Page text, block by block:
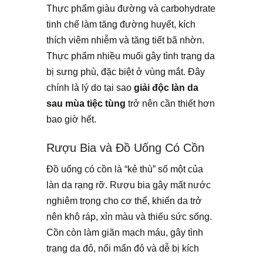
Thực phẩm giàu đường và carbohydrate
tinh chế làm tăng đường huyết, kích
thích viêm nhiễm và tăng tiết bã nhờn.
Thực phẩm nhiều muối gây tình trạng da
bị sưng phù, đặc biệt ở vùng mắt. Đây
chính là lý do tại sao giải độc làn da
sau mùa tiệc tùng trở nên cần thiết hơn
bao giờ hết.
Rượu Bia và Đồ Uống Có Cồn
Đồ uống có cồn là “kẻ thù” số một của
làn da rạng rỡ. Rượu bia gây mất nước
nghiêm trọng cho cơ thể, khiến da trở
nên khô ráp, xỉn màu và thiếu sức sống.
Cồn còn làm giãn mạch máu, gây tình
trạng da đỏ, nổi mẩn đỏ và dễ bị kích